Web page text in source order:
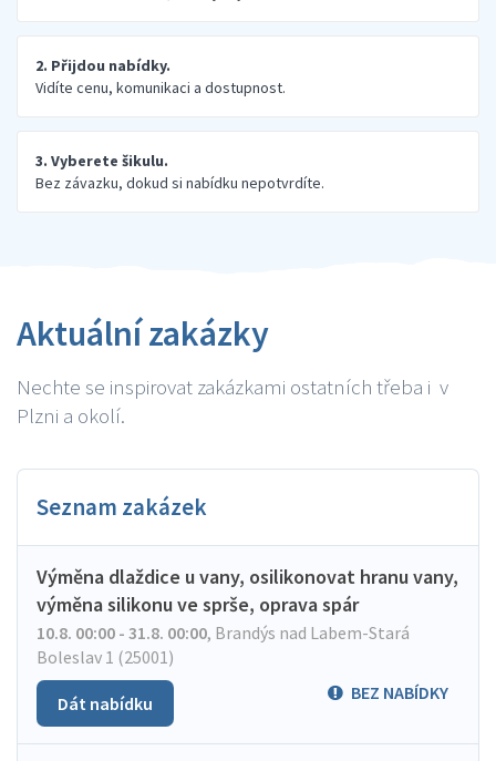
2. Přijdou nabídky.
Vidíte cenu, komunikaci a dostupnost.
3. Vyberete šikulu.
Bez závazku, dokud si nabídku nepotvrdíte.
Aktuální zakázky
Nechte se inspirovat zakázkami ostatních třeba i v
Plzni a okolí.
Seznam zakázek
Výměna dlaždice u vany, osilikonovat hranu vany,
výměna silikonu ve sprše, oprava spár
10.8. 00:00 - 31.8. 00:00, Brandýs nad Labem-Stará
Boleslav 1 (25001)
BEZ NABÍDKY
Dát nabídku